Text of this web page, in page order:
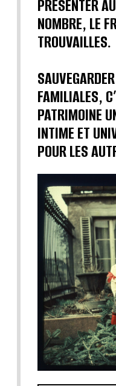
PRÉSENTER
NOMBRE, LE
TROUVAILLES.
FAMILIALES,
PATRIMOINE
INTIME ET
POUR LES